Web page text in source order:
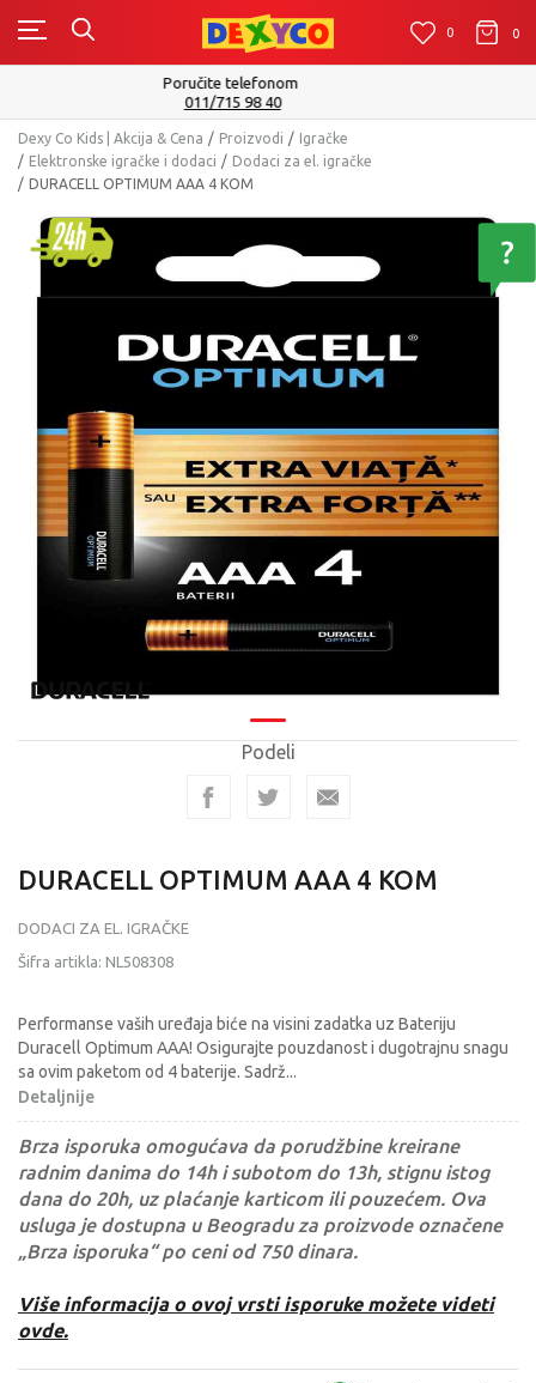
0 0 0
Isporuku možete očekivati u roku od 2 do 4 radna dana!
Pogledaj više
Dexy Co Kids | Akcija & Cena Proizvodi
Igračke
Elektronske igračke i dodaci
Dodaci za el. igračke
DURACELL OPTIMUM AAA 4 KOM
Podeli
DURACELL OPTIMUM AAA 4 KOM
DODACI ZA EL. IGRAČKE
Šifra artikla: NL508308
Performanse vaših uređaja biće na visini zadatka uz Bateriju
Duracell Optimum AAA! Osigurajte pouzdanost i dugotrajnu snagu
sa ovim paketom od 4 baterije. Sadrž...
Detaljnije
Brza isporuka omogućava da porudžbine kreirane
radnim danima do 14h i subotom do 13h, stignu istog
dana do 20h, uz plaćanje karticom ili pouzećem. Ova
usluga je dostupna u Beogradu za proizvode označene
„Brza isporuka“ po ceni od 750 dinara.
Više informacija o ovoj vrsti isporuke možete videti
ovde.